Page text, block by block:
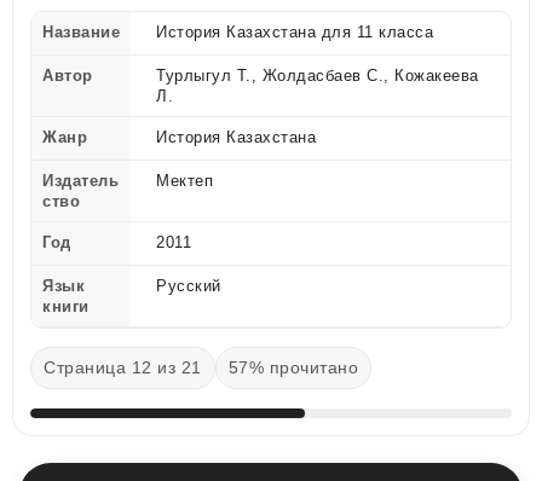
Название История Казахстана для 11 класса
Автор
Турлыгул Т., Жолдасбаев С., Кожакеева
Л.
Жанр История Казахстана
Издатель
ство
Мектеп
Год 2011
Язык
книги
Русский
Страница 12 из 21 57% прочитано